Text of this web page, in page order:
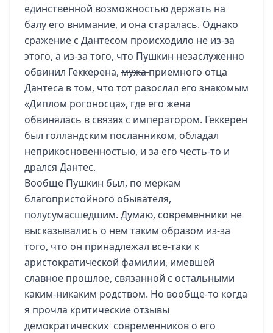
единственной возможностью держать на
балу его внимание, и она старалась. Однако
сражение с Дантесом происходило не из-за
этого, а из-за того, что Пушкин незаслуженно
обвинил Геккерена, мужаприемного отца
Дантеса в том, что тот разослал его знакомым
«Диплом рогоносца», где его жена
обвинялась в связях с императором. Геккерен
был голландским посланником, обладал
неприкосновенностью, и за его честь-то и
дрался Дантес.
Вообще Пушкин был, по меркам
благопристойного обывателя,
полусумасшедшим. Думаю, современники не
высказывались о нем таким образом из-за
того, что он принадлежал все-таки к
аристократической фамилии, имевшей
славное прошлое, связанной с остальными
каким-никаким родством. Но вообще-то когда
я прочла критические отзывы
демократических современников о его